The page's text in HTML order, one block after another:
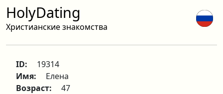
HolyDating
Христианские знакомства
ID:
19314
Имя:
Елена
Возраст:
47